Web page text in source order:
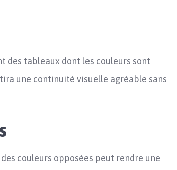
des tableaux dont les couleurs sont
une continuité visuelle agréable sans
couleurs opposées peut rendre une